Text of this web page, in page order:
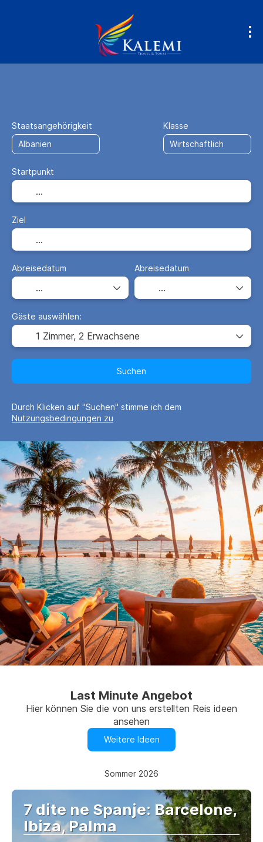
Staatsangehörigkeit Klasse
Startpunkt
Ziel
Abreisedatum Abreisedatum
Gäste auswählen:
1 Zimmer, 2 Erwachsene
Suchen
Durch Klicken auf "Suchen" stimme ich dem
Nutzungsbedingungen zu
Last Minute Angebot
Hier können Sie die von uns erstellten Reis ideen
ansehen
Weitere Ideen
Sommer 2026
7 dite ne Spanje: Barcelone,
Ibiza, Palma